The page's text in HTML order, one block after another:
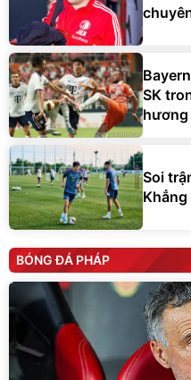
SK
hương
Soi
BÓNG ĐÁ PHÁP